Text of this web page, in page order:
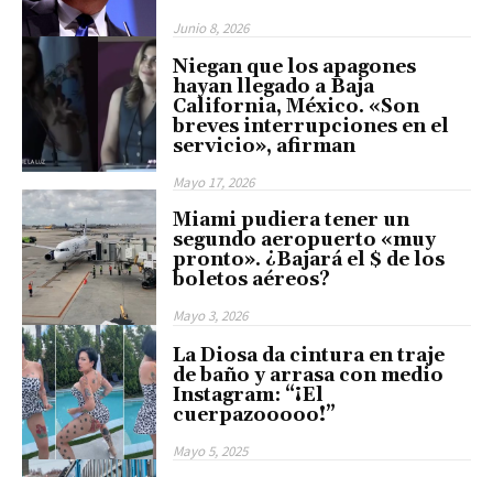
Junio 8, 2026
Niegan que los apagones
hayan llegado a Baja
California, México. «Son
breves interrupciones en el
servicio», afirman
Mayo 17, 2026
Miami pudiera tener un
segundo aeropuerto «muy
pronto». ¿Bajará el $ de los
boletos aéreos?
Mayo 3, 2026
La Diosa da cintura en traje
de baño y arrasa con medio
Instagram: “¡El
cuerpazooooo!”
Mayo 5, 2025